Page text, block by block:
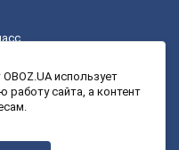
использует
сайта, а контент